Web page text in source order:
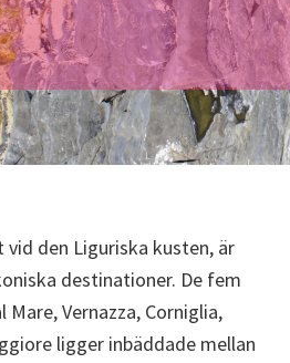
vid den Liguriska kusten, är
destinationer. De fem
Vernazza, Corniglia,
ligger inbäddade mellan